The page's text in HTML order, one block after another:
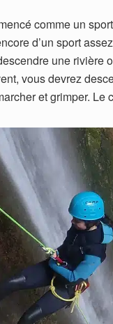
comme un
d’un sport
une
vous devrez
et grimper. Le